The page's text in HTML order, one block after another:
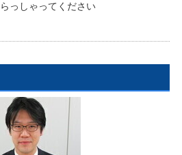
っしゃってください